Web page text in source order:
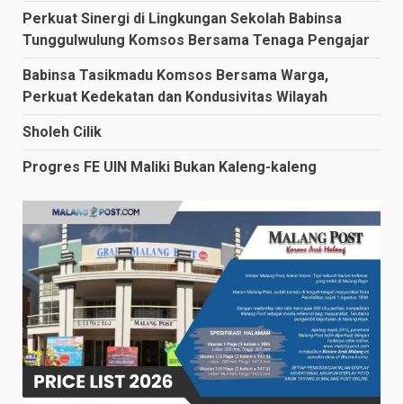
Perkuat Sinergi di Lingkungan Sekolah Babinsa
Tunggulwulung Komsos Bersama Tenaga Pengajar
Babinsa Tasikmadu Komsos Bersama Warga,
Perkuat Kedekatan dan Kondusivitas Wilayah
Sholeh Cilik
Progres FE UIN Maliki Bukan Kaleng-kaleng